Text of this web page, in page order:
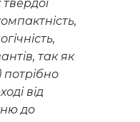
так як
від
до